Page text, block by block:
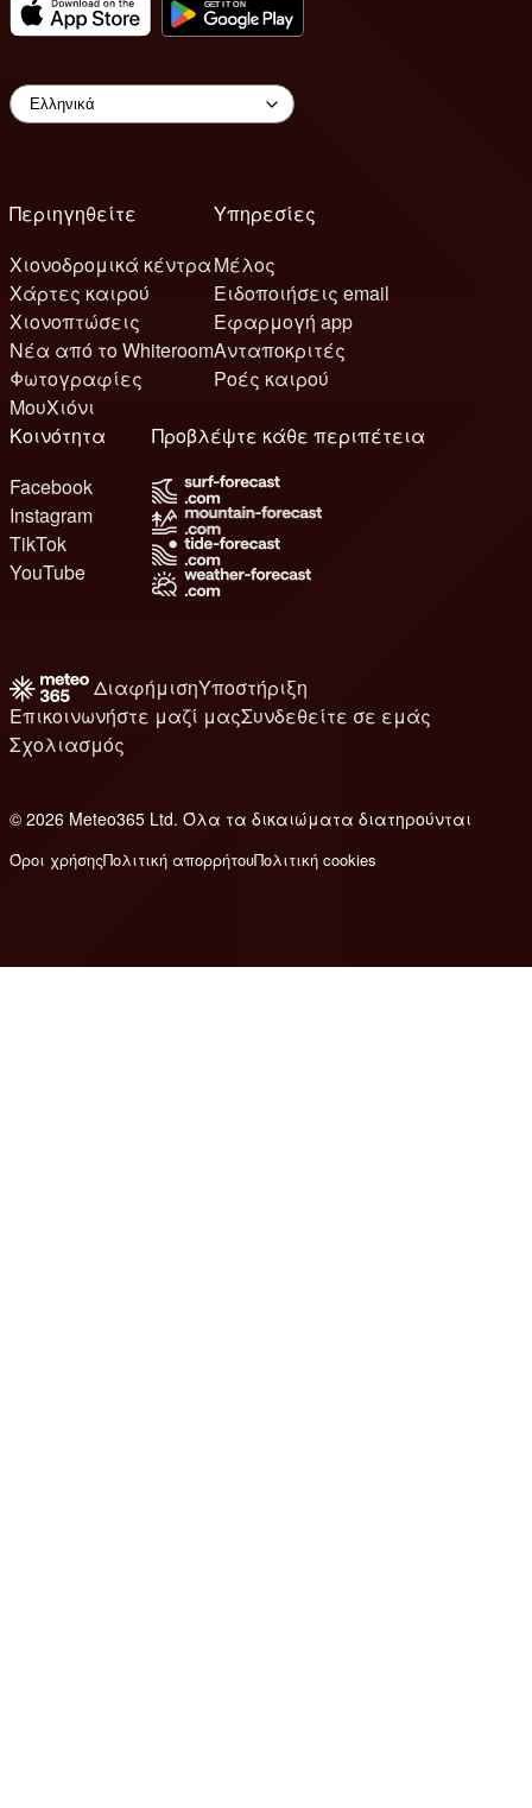
Περιηγηθείτε
Χιονοδρομικά κέντρα
Χάρτες καιρού
Χιονοπτώσεις
Νέα από το Whiteroom
Φωτογραφίες
ΜουΧιόνι
Υπηρεσίες
Μέλος
Ειδοποιήσεις email
Εφαρμογή app
Ανταποκριτές
Ροές καιρού
Κοινότητα
Facebook
Instagram
TikTok
YouTube
Προβλέψτε κάθε περιπέτεια
ΔιαφήμισηΥποστήριξη
Επικοινωνήστε μαζί μαςΣυνδεθείτε σε εμάς
Σχολιασμός
© 2026 Meteo365 Ltd. Όλα τα δικαιώματα διατηρούνται
Όροι χρήσηςΠολιτική απορρήτουΠολιτική cookies